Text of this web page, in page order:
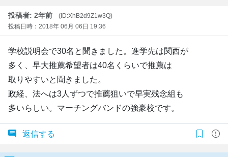
投稿者: 2年前
(ID:XhB2d9Z1w3Q)
投稿日時：2018年 06月 06日 19:36
学校説明会で30名と聞きました。進学先は関西が
多く、早大推薦希望者は40名くらいで推薦は
取りやすいと聞きました。
政経、法へは3人ずつで推薦狙いで早実残念組も
多いらしい。マーチングバンドの強豪校です。
返信する